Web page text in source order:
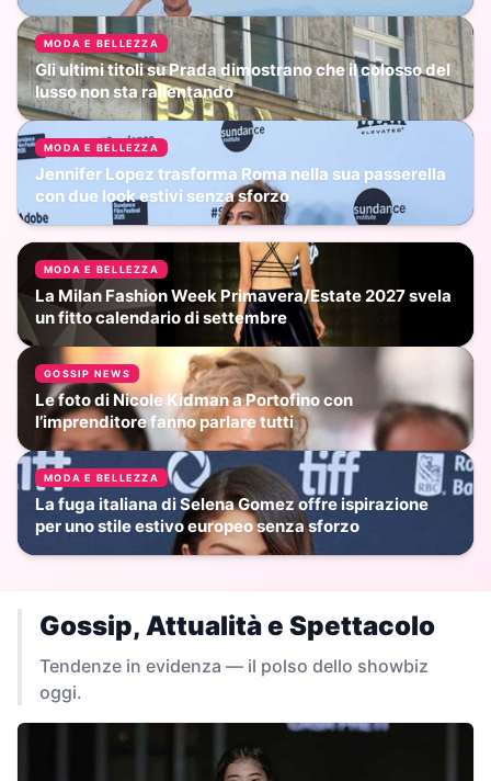
MODA E BELLEZZA
Gli ultimi titoli su Prada dimostrano che il colosso del
lusso non sta rallentando
MODA E BELLEZZA
Jennifer Lopez trasforma Roma nella sua passerella
con due look estivi senza sforzo
MODA E BELLEZZA
La Milan Fashion Week Primavera/Estate 2027 svela
un fitto calendario di settembre
GOSSIP NEWS
Le foto di Nicole Kidman a Portofino con
l’imprenditore fanno parlare tutti
MODA E BELLEZZA
La fuga italiana di Selena Gomez offre ispirazione
per uno stile estivo europeo senza sforzo
Gossip, Attualità e Spettacolo
Tendenze in evidenza — il polso dello showbiz
oggi.